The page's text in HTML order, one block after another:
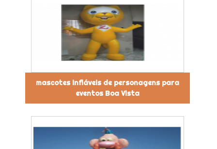
mascotes infláveis de personagens para
eventos Boa Vista